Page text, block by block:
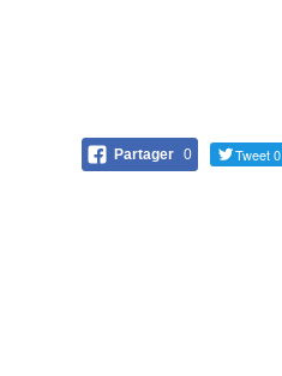
Partager 0 Tweet 0